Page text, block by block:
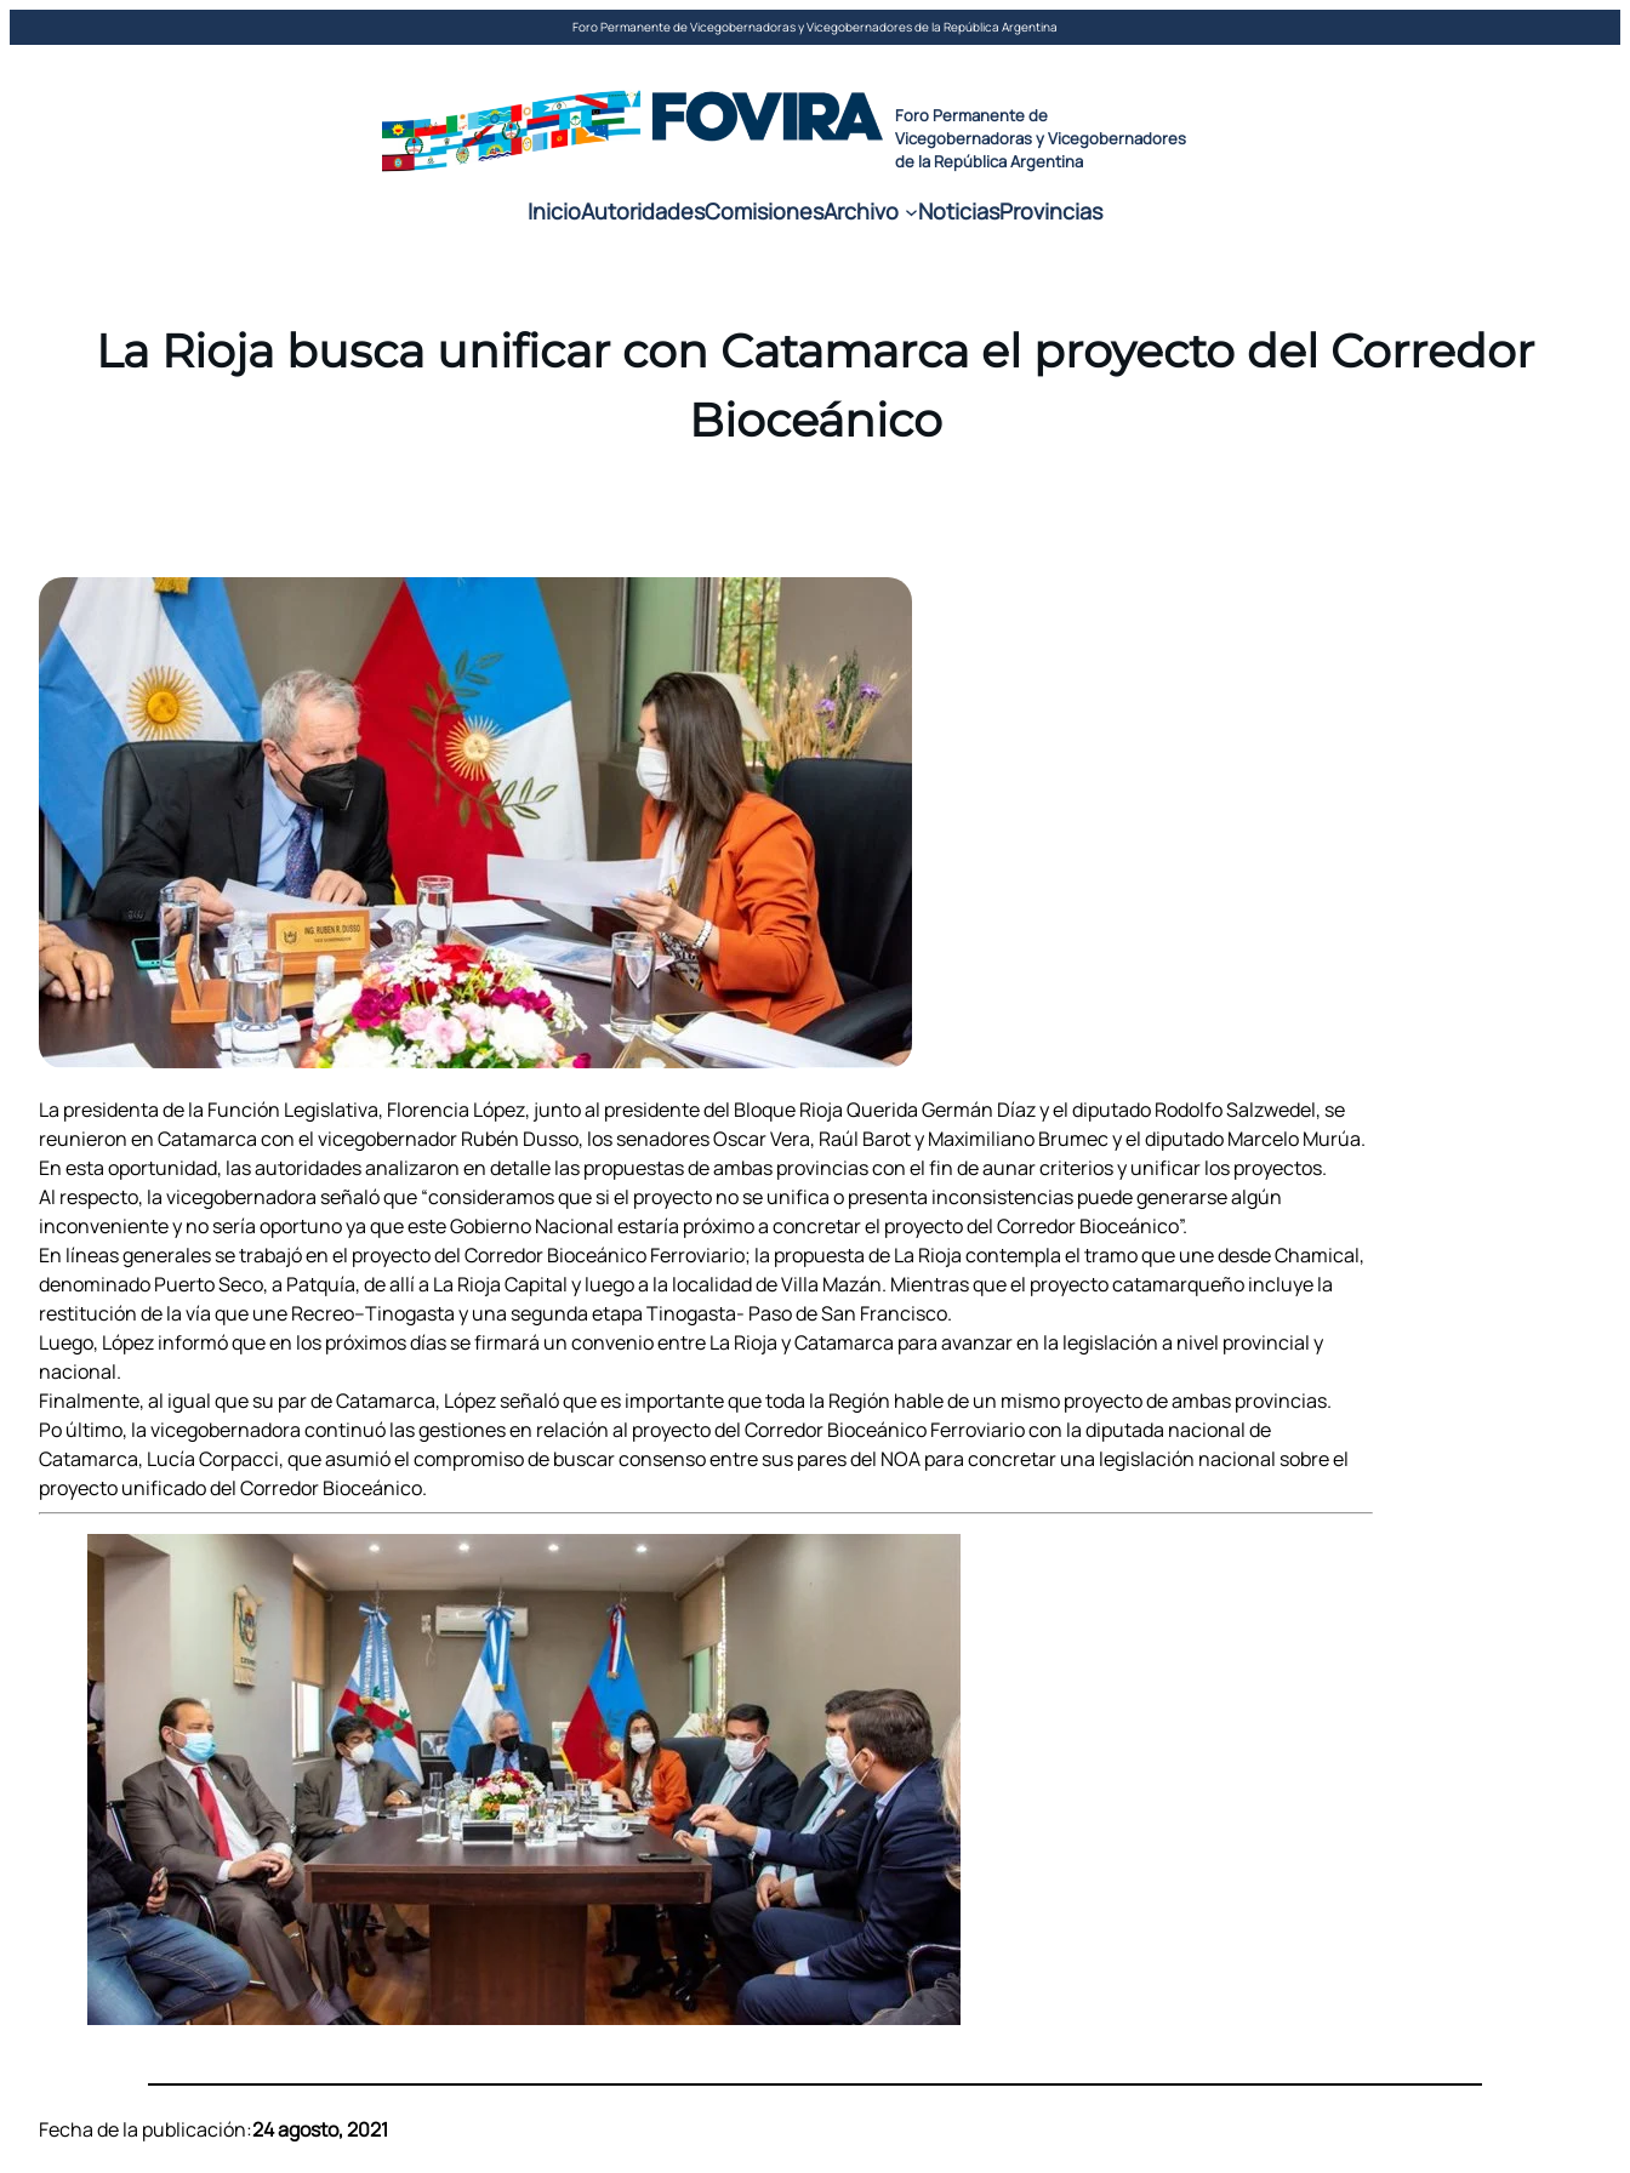
al
Foro Permanente de Vicegobernadoras y Vicegobernadores de la República Argentina
Foro Permanente de
Vicegobernadoras y Vicegobernadores
de la República Argentina
InicioAutoridadesComisionesArchivo NoticiasProvincias
La Rioja busca unificar con Catamarca el proyecto del Corredor
Bioceánico
La presidenta de la Función Legislativa, Florencia López, junto al presidente del Bloque Rioja Querida Germán Díaz y el diputado Rodolfo Salzwedel, se
reunieron en Catamarca con el vicegobernador Rubén Dusso, los senadores Oscar Vera, Raúl Barot y Maximiliano Brumec y el diputado Marcelo Murúa.
En esta oportunidad, las autoridades analizaron en detalle las propuestas de ambas provincias con el fin de aunar criterios y unificar los proyectos.
Al respecto, la vicegobernadora señaló que “consideramos que si el proyecto no se unifica o presenta inconsistencias puede generarse algún
inconveniente y no sería oportuno ya que este Gobierno Nacional estaría próximo a concretar el proyecto del Corredor Bioceánico”.
En líneas generales se trabajó en el proyecto del Corredor Bioceánico Ferroviario; la propuesta de La Rioja contempla el tramo que une desde Chamical,
denominado Puerto Seco, a Patquía, de allí a La Rioja Capital y luego a la localidad de Villa Mazán. Mientras que el proyecto catamarqueño incluye la
restitución de la vía que une Recreo–Tinogasta y una segunda etapa Tinogasta- Paso de San Francisco.
Luego, López informó que en los próximos días se firmará un convenio entre La Rioja y Catamarca para avanzar en la legislación a nivel provincial y
nacional.
Finalmente, al igual que su par de Catamarca, López señaló que es importante que toda la Región hable de un mismo proyecto de ambas provincias.
Po último, la vicegobernadora continuó las gestiones en relación al proyecto del Corredor Bioceánico Ferroviario con la diputada nacional de
Catamarca, Lucía Corpacci, que asumió el compromiso de buscar consenso entre sus pares del NOA para concretar una legislación nacional sobre el
proyecto unificado del Corredor Bioceánico.
Fecha de la publicación:24 agosto, 2021